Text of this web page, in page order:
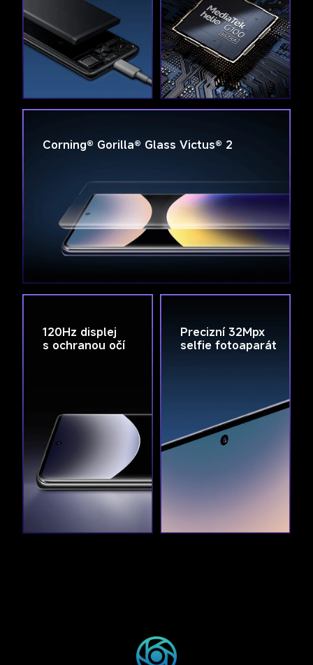
Corning® Gorilla® Glass Victus® 2
120Hz displej
s ochranou očí
Precizní 32Mpx
selfie fotoaparát